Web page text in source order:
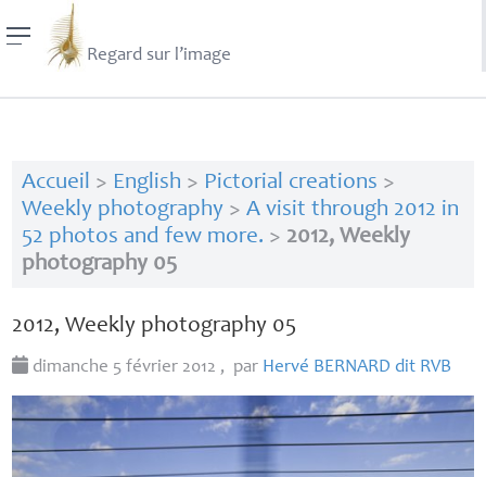
Regard sur l’image
Accueil > English > Pictorial creations >
Weekly photography> A visit through 2012 in
52 photos and few more. > 2012, Weekly
photography 05
2012, Weekly photography 05
dimanche 5 février 2012 , par Hervé BERNARD dit RVB